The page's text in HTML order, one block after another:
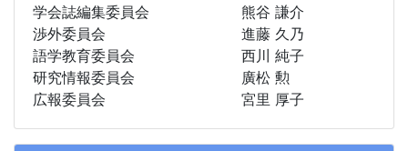
学会誌編集委員会
熊谷 謙介
渉外委員会
進藤 久乃
語学教育委員会
西川 純子
研究情報委員会
廣松 勲
広報委員会
宮里 厚子